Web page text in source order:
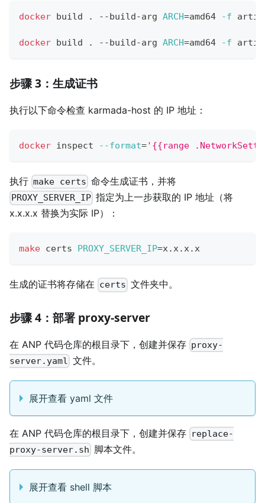
docker build . --build-arg ARCH=amd64 -f
docker build . --build-arg ARCH=amd64 -f
步骤 3：生成证书
执行以下命令检查 karmada-host 的 IP 地址：
docker inspect --format='{{range
执行 make certs 命令生成证书，并将
PROXY_SERVER_IP 指定为上一步获取的 IP 地址（将
x.x.x.x 替换为实际 IP）：
make certs PROXY_SERVER_IP=x.x.x.x
生成的证书将存储在 certs 文件夹中。
步骤 4：部署 proxy-server
在 ANP 代码仓库的根目录下，创建并保存 proxy-
server.yaml 文件。
展开查看 yaml 文件
在 ANP 代码仓库的根目录下，创建并保存 replace-
proxy-server.sh 脚本文件。
展开查看 shell 脚本